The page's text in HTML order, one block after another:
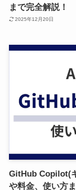
まで完全解説！
2025年12月20日
GitHub Copilot(
や料金、使い方